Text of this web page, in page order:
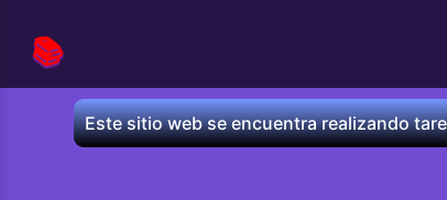
📚
Este sitio web se encuentra realizando